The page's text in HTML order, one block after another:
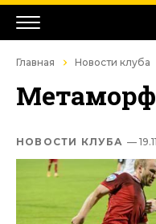
Главная Новости клуба
НОВОСТИ КЛУБА —